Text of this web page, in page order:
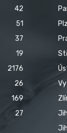
42
51
37
19
2176
26
169
27